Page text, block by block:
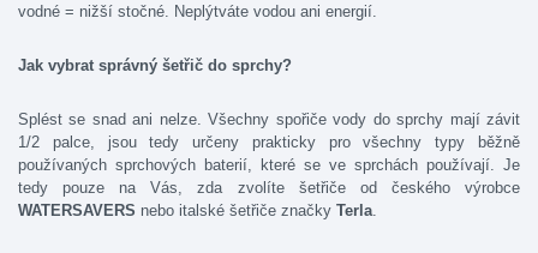
vodné = nižší stočné. Neplýtváte vodou ani energií.
Jak vybrat správný šetřič do sprchy?
Splést se snad ani nelze. Všechny spořiče vody do sprchy mají závit
1/2 palce, jsou tedy určeny prakticky pro všechny typy běžně
používaných sprchových baterií, které se ve sprchách používají. Je
tedy pouze na Vás, zda zvolíte šetřiče od českého výrobce
WATERSAVERS nebo italské šetřiče značky Terla